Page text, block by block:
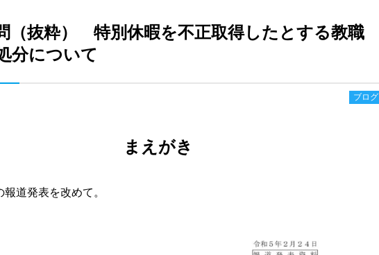
（抜粋） 特別休暇を不正取得したとする教職
分について
ブログ
まえがき
報道発表を改めて。